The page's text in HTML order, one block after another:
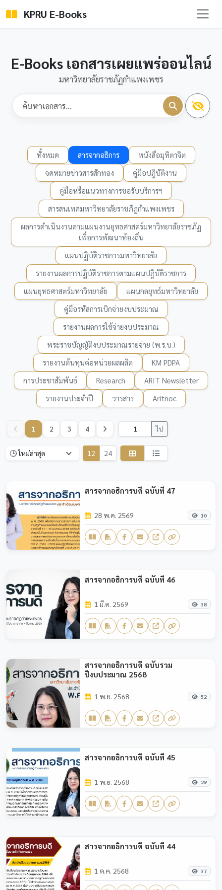
KPRU E-Books
E-Books เอกสารเผยแพร่ออนไลน์
มหาวิทยาลัยราชภัฏกำแพงเพชร
ทั้งหมด สารจากอธิการ
หนังสือมุทิตาจิต
จดหมายข่าวสารสักทอง
คู่มือปฏิบัติงาน
คู่มือหรือแนวทางการขอรับบริการฯ
สารสนเทศมหาวิทยาลัยราชภัฏกำแพงเพชร
ผลการดำเนินงานตามแผนงานยุทธศาสตร์มหาวิทยาลัยราชภัฏ
เพื่อการพัฒนาท้องถิ่น
แผนปฏิบัติราชการมหาวิทยาลัย
รายงานผลการปฏิบัติราชการตามแผนปฏิบัติราชการ
แผนยุทธศาสตร์มหาวิทยาลัย
แผนกลยุทธ์มหาวิทยาลัย
คู่มือรหัสการเบิกจ่ายงบประมาณ
รายงานผลการใช้จ่ายงบประมาณ
พระราชบัญญัติงบประมาณรายจ่าย (พ.ร.บ.)
รายงานต้นทุนต่อหน่วยผลผลิต
KM PDPA
การประชาสัมพันธ์
Research
ARIT Newsletter
รายงานประจำปี
วารสาร Aritnoc
1 2 3 4 ไป
12 24
สารจากอธิการบดี ฉบับที่ 47
28 พ.ค. 2569 10
สารจากอธิการบดี ฉบับที่ 46
1 มี.ค. 2569 38
สารจากอธิการบดี ฉบับรวม
ปีงบประมาณ 2568
1 พ.ย. 2568 52
สารจากอธิการบดี ฉบับที่ 45
1 พ.ย. 2568 29
สารจากอธิการบดี ฉบับที่ 44
1 ต.ค. 2568 37